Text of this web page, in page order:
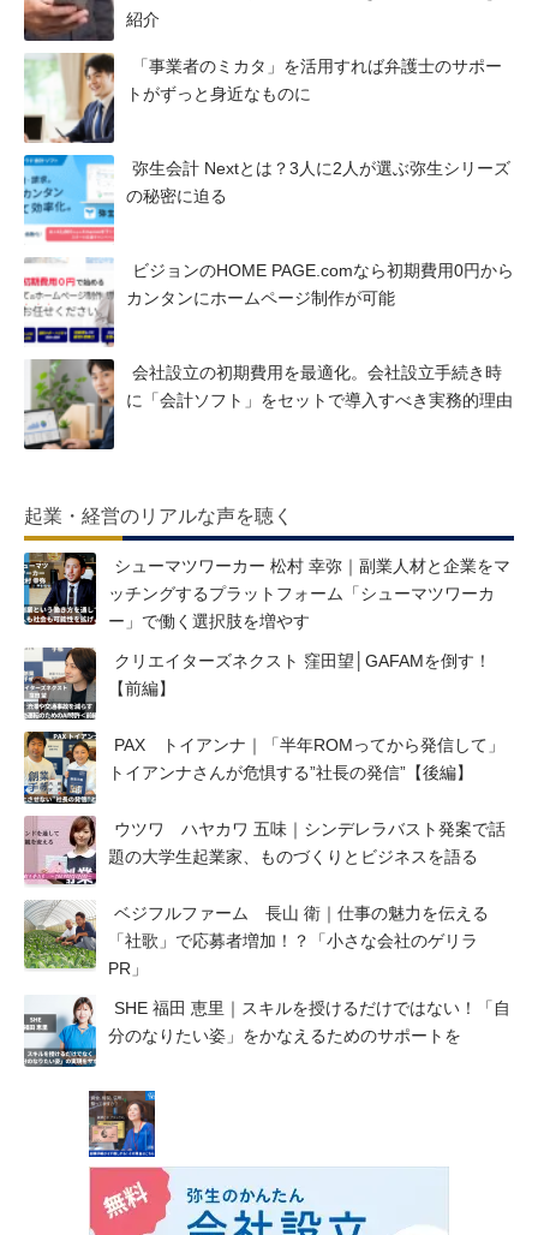
紹介
「事業者のミカタ」を活用すれば弁護士のサポー
トがずっと身近なものに
弥生会計 Nextとは？3人に2人が選ぶ弥生シリーズ
の秘密に迫る
ビジョンのHOME PAGE.comなら初期費用0円から
カンタンにホームページ制作が可能
会社設立の初期費用を最適化。会社設立手続き時
に「会計ソフト」をセットで導入すべき実務的理由
起業・経営のリアルな声を聴く
シューマツワーカー 松村 幸弥｜副業人材と企業をマ
ッチングするプラットフォーム「シューマツワーカ
ー」で働く選択肢を増やす
クリエイターズネクスト 窪田望│GAFAMを倒す！
【前編】
PAX トイアンナ｜「半年ROMってから発信して」
トイアンナさんが危惧する”社長の発信”【後編】
ウツワ ハヤカワ 五味｜シンデレラバスト発案で話
題の大学生起業家、ものづくりとビジネスを語る
ベジフルファーム 長山 衛｜仕事の魅力を伝える
「社歌」で応募者増加！？「小さな会社のゲリラ
PR」
SHE 福田 恵里｜スキルを授けるだけではない！「自
分のなりたい姿」をかなえるためのサポートを